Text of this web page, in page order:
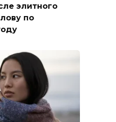
элитного
по